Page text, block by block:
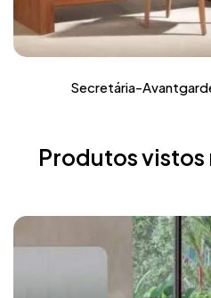
Secretária-
Produtos